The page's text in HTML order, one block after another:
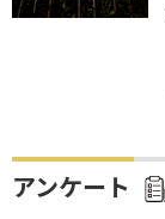
アンケート